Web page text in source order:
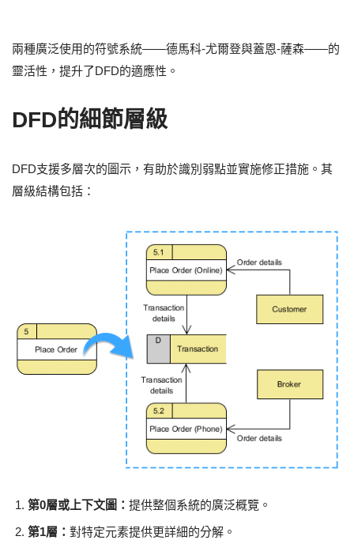
兩種廣泛使用的符號系統——德馬科-尤爾登與蓋恩-薩森——的
靈活性，提升了DFD的適應性。
DFD的細節層級
DFD支援多層次的圖示，有助於識別弱點並實施修正措施。其
層級結構包括：
第0層或上下文圖： 提供整個系統的廣泛概覽。
第1層： 對特定元素提供更詳細的分解。